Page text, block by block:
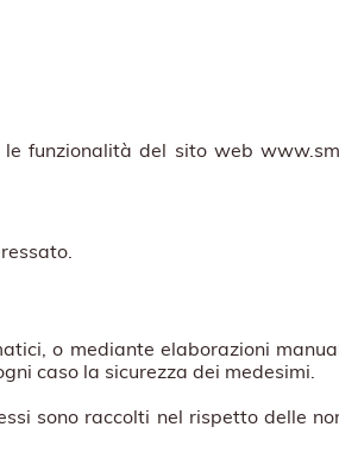
funzionalità del sito web
o mediante elaborazioni
caso la sicurezza dei medesimi.
sono raccolti nel rispetto delle